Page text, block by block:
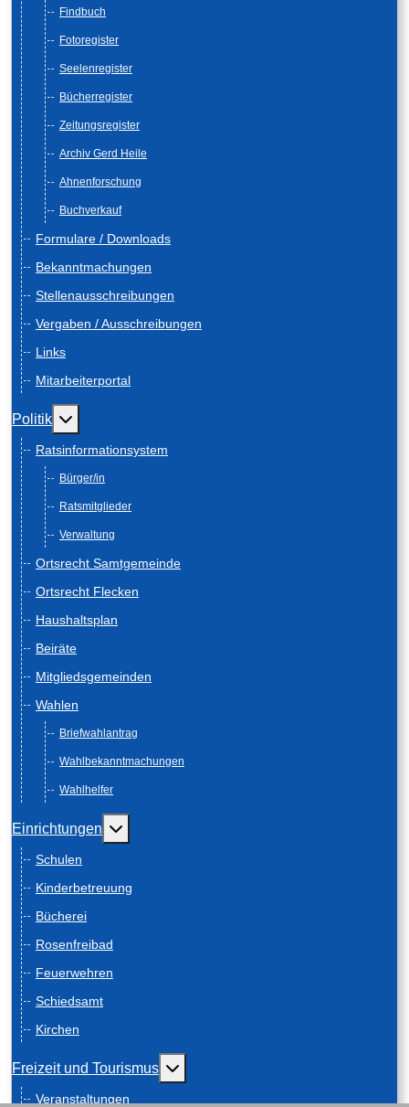
Findbuch
Fotoregister
Seelenregister
Bücherregister
Zeitungsregister
Archiv Gerd Heile
Ahnenforschung
Buchverkauf
Formulare / Downloads
Bekanntmachungen
Stellenausschreibungen
Vergaben / Ausschreibungen
Links
Mitarbeiterportal
Politik Weitere Informationen: Politik
Ratsinformationsystem
Bürger/in
Ratsmitglieder
Verwaltung
Ortsrecht Samtgemeinde
Ortsrecht Flecken
Haushaltsplan
Beiräte
Mitgliedsgemeinden
Wahlen
Briefwahlantrag
Wahlbekanntmachungen
Wahlhelfer
Einrichtungen Weitere Informationen: Einrichtungen
Schulen
Kinderbetreuung
Bücherei
Rosenfreibad
Feuerwehren
Schiedsamt
Kirchen
Freizeit und Tourismus Weitere Informationen: Freizeit und
Veranstaltungen